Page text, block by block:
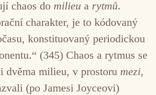
chaos do milieu a rytmů.
charakter, je to kódovaný
konstituovaný periodickou
(345) Chaos a rytmus se
dvěma milieu, v prostoru mezi,
(po Jamesi Joyceovi)